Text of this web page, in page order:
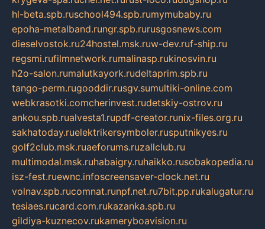
hl-beta.spb.ruschool494.spb.rumymubaby.ru
epoha-metalband.rungr.spb.rurusgosnews.com
dieselvostok.ru24hostel.msk.ruw-dev.ruf-ship.ru
regsmi.rufilmnetwork.rumalinasp.rukinosvin.ru
h2o-salon.rumalutkayork.rudeltaprim.spb.ru
tango-perm.rugooddir.rusgv.sumultiki-online.com
webkrasotki.comcherinvest.rudetskiy-ostrov.ru
ankou.spb.rualvesta1.rupdf-creator.runix-files.org.ru
sakhatoday.ruelektrikersymboler.rusputnikyes.ru
golf2club.msk.ruaeforums.ruzallclub.ru
multimodal.msk.ruhabaigry.ruhaikko.rusobakopedia.ru
isz-fest.ruewnc.infoscreensaver-clock.net.ru
volnav.spb.rucomnat.runpf.net.ru7bit.pp.rukalugatur.ru
tesiaes.rucard.com.rukazanka.spb.ru
gildiya-kuznecov.rukameryboavision.ru